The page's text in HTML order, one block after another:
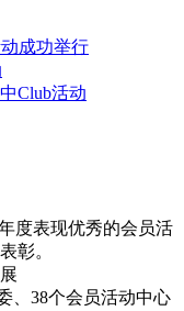
成功举行
Club活动
度表现优秀的会员活
彰。
、38个会员活动中心